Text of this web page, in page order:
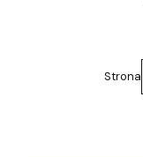
Strona